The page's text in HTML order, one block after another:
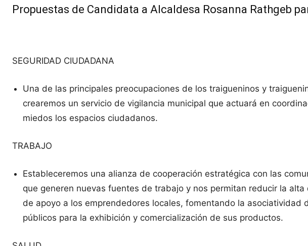
Propuestas de Candidata a Alcaldesa Rosanna Rathgeb
SEGURIDAD CIUDADANA
Una de las principales preocupaciones de los traigueninos y
crearemos un servicio de vigilancia municipal que actuará en
miedos los espacios ciudadanos.
TRABAJO
Estableceremos una alianza de cooperación estratégica con las
que generen nuevas fuentes de trabajo y nos permitan reducir la
de apoyo a los emprendedores locales, fomentando la
públicos para la exhibición y comercialización de sus productos.